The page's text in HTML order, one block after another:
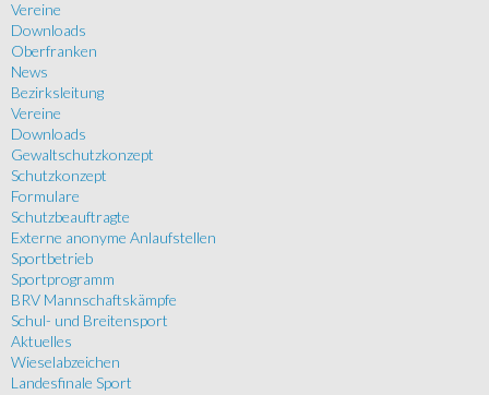
Vereine
Downloads
Oberfranken
News
Bezirksleitung
Vereine
Downloads
Gewaltschutzkonzept
Schutzkonzept
Formulare
Schutzbeauftragte
Externe anonyme Anlaufstellen
Sportbetrieb
Sportprogramm
BRV Mannschaftskämpfe
Schul- und Breitensport
Aktuelles
Wieselabzeichen
Landesfinale Sport